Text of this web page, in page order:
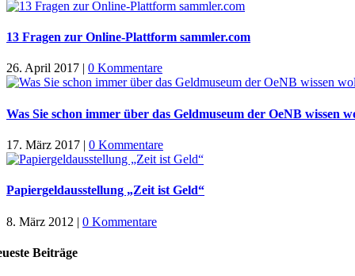
13 Fragen zur Online-Plattform sammler.com
26. April 2017 | 0 Kommentare
Was Sie schon immer über das Geldmuseum der OeNB wissen
17. März 2017 | 0 Kommentare
Papiergeldausstellung „Zeit ist Geld“
8. März 2012 | 0 Kommentare
Beiträge